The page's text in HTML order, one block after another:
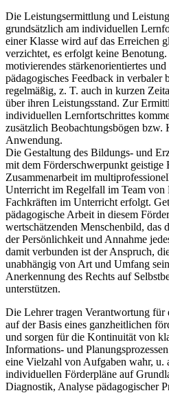
Die Leistungsermittlung und
grundsätzlich am individuellen
einer Klasse wird auf das Erreichen
verzichtet, es erfolgt keine
motivierendes stärkenorientiertes und
pädagogisches Feedback in verbaler
regelmäßig, z. T. auch in kurzen
über ihren Leistungsstand. Zur
individuellen Lernfortschrittes
zusätzlich Beobachtungsbögen bzw.
Anwendung.
Die Gestaltung des Bildungs- und
mit dem Förderschwerpunkt geistige
Zusammenarbeit im
Unterricht im Regelfall im Team von
Fachkräften im Unterricht erfolgt.
pädagogische Arbeit in diesem
wertschätzenden Menschenbild, das
der Persönlichkeit und Annahme
damit verbunden ist der Anspruch,
unabhängig von Art und Umfang
Anerkennung des Rechts auf
unterstützen.
Die Lehrer tragen Verantwortung für
auf der Basis eines ganzheitlichen
und sorgen für die Kontinuität von
Informations- und
eine Vielzahl von Aufgaben wahr, u.
individuellen Förderpläne auf
Diagnostik, Analyse pädagogischer